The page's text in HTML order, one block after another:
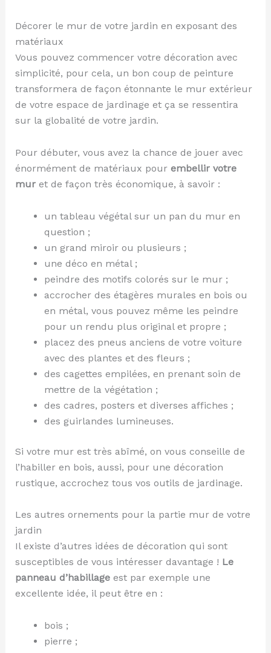
Décorer le mur de votre jardin en exposant des
matériaux
Vous pouvez commencer votre décoration avec
simplicité, pour cela, un bon coup de peinture
transformera de façon étonnante le mur extérieur
de votre espace de jardinage et ça se ressentira
sur la globalité de votre jardin.
Pour débuter, vous avez la chance de jouer avec
énormément de matériaux pour embellir votre
mur et de façon très économique, à savoir :
un tableau végétal sur un pan du mur en
question ;
un grand miroir ou plusieurs ;
une déco en métal ;
peindre des motifs colorés sur le mur ;
accrocher des étagères murales en bois ou
en métal, vous pouvez même les peindre
pour un rendu plus original et propre ;
placez des pneus anciens de votre voiture
avec des plantes et des fleurs ;
des cagettes empilées, en prenant soin de
mettre de la végétation ;
des cadres, posters et diverses affiches ;
des guirlandes lumineuses.
Si votre mur est très abîmé, on vous conseille de
l’habiller en bois, aussi, pour une décoration
rustique, accrochez tous vos outils de jardinage.
Les autres ornements pour la partie mur de votre
jardin
Il existe d’autres idées de décoration qui sont
susceptibles de vous intéresser davantage ! Le
panneau d’habillageest par exemple une
excellente idée, il peut être en :
bois ;
pierre ;